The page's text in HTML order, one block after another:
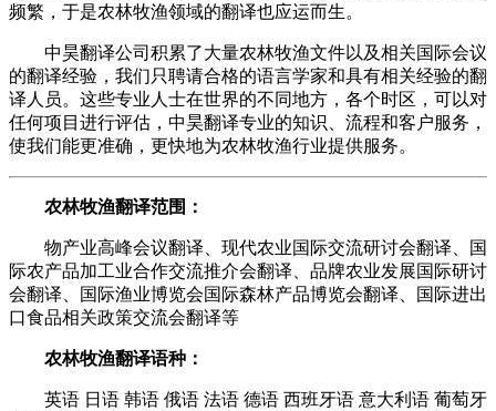
频繁，于是农林牧渔领域的翻译也应运而生。
中昊翻译公司积累了大量农林牧渔文件以及相关国际会议
的翻译经验，我们只聘请合格的语言学家和具有相关经验的翻
译人员。这些专业人士在世界的不同地方，各个时区，可以对
任何项目进行评估，中昊翻译专业的知识、流程和客户服务，
使我们能更准确，更快地为农林牧渔行业提供服务。
农林牧渔翻译范围：
物产业高峰会议翻译、现代农业国际交流研讨会翻译、国
际农产品加工业合作交流推介会翻译、品牌农业发展国际研讨
会翻译、国际渔业博览会国际森林产品博览会翻译、国际进出
口食品相关政策交流会翻译等
农林牧渔翻译语种：
英语 日语 韩语 俄语 法语 德语 西班牙语 意大利语 葡萄牙